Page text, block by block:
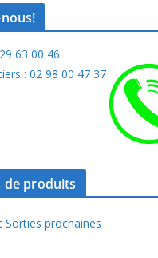
63 00 46
: 02 98 00 47 37
de produits
Sorties prochaines